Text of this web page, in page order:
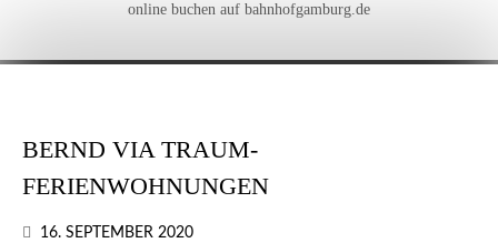
online buchen auf bahnhofgamburg.de
BERND VIA TRAUM-
FERIENWOHNUNGEN
16. SEPTEMBER 2020